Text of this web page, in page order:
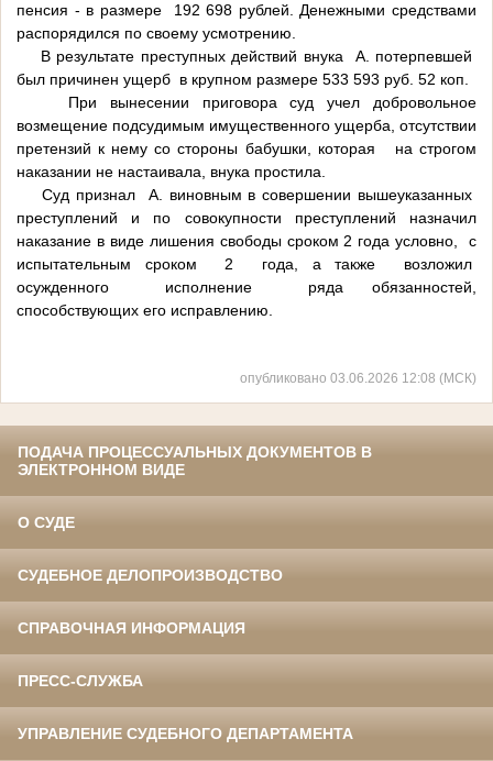
пенсия - в размере 192 698 рублей. Денежными средствами
распорядился по своему усмотрению.
В результате преступных действий внука А. потерпевшей
был причинен ущерб в крупном размере 533 593 руб. 52 коп.
При вынесении приговора суд учел добровольное
возмещение подсудимым имущественного ущерба, отсутствии
претензий к нему со стороны бабушки, которая на строгом
наказании не настаивала, внука простила.
Суд признал А. виновным в совершении вышеуказанных
преступлений и по совокупности преступлений назначил
наказание в виде лишения свободы сроком 2 года условно, с
испытательным сроком 2 года, а также возложил
осужденного исполнение ряда обязанностей,
способствующих его исправлению.
опубликовано 03.06.2026 12:08 (МСК)
ПОДАЧА ПРОЦЕССУАЛЬНЫХ ДОКУМЕНТОВ В
ЭЛЕКТРОННОМ ВИДЕ
О СУДЕ
СУДЕБНОЕ ДЕЛОПРОИЗВОДСТВО
СПРАВОЧНАЯ ИНФОРМАЦИЯ
ПРЕСС-СЛУЖБА
УПРАВЛЕНИЕ СУДЕБНОГО ДЕПАРТАМЕНТА